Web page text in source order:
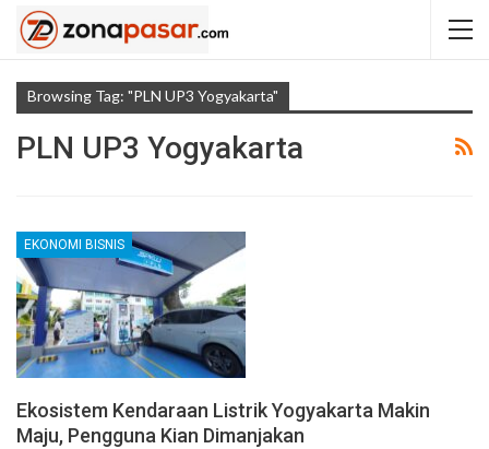
Browsing Tag: "PLN UP3 Yogyakarta"
PLN UP3 Yogyakarta
EKONOMI BISNIS
Ekosistem Kendaraan Listrik Yogyakarta Makin
Maju, Pengguna Kian Dimanjakan